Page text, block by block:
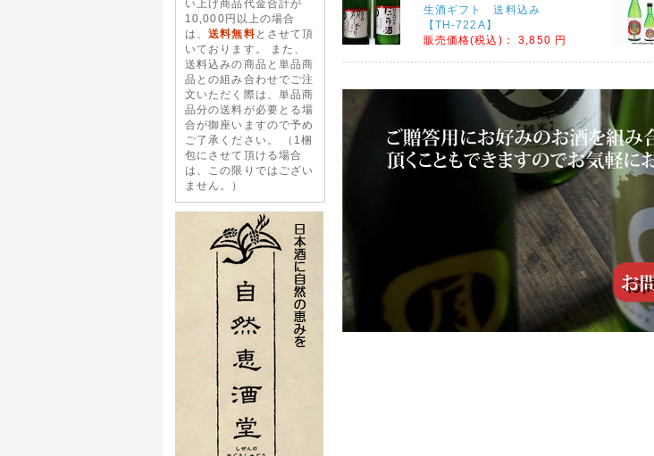
い上げ商品代金合計が
10,000円以上の場合
は、送料無料 とさせて頂
いております。 また、
送料込みの商品と単品商
品との組み合わせでご注
文いただく際は、単品商
品分の送料が必要とる場
合が御座いますので予め
ご了承ください。 （1梱
包にさせて頂ける場合
は、この限りではござい
ません。）
生酒ギフト 送料込み
【TH-722A】
販売価格(税込)：
3,850 円